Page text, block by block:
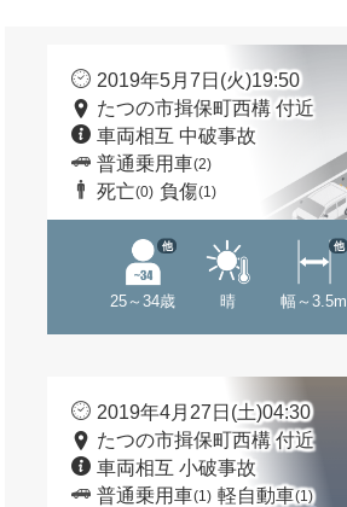
2019年5月7日(火)19:50
たつの市揖保町西構 付近
車両相互 中破事故
普通乗用車(2)
死亡(0) 負傷(1)
25～34歳
他
晴 幅～3.5m
他
2019年4月27日(土)04:30
たつの市揖保町西構 付近
車両相互 小破事故
普通乗用車(1) 軽自動車(1)